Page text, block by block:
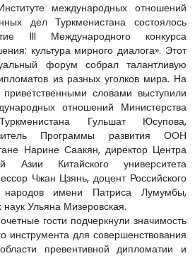
международных отношений
дел Туркменистана состоялось
III Международного конкурса
культура мирного диалога». Этот
форум собрал талантливую
из разных уголков мира. На
словами выступили
отношений Министерства
Гульшат Юсупова,
Программы развития ООН
Нарине Саакян, директор Центра
Азии Китайского университета
Чжан Цзянь, доцент Российского
народов имени Патриса Лумумбы,
наук Ульяна Мизеровская.
гости подчеркнули значимость
инструмента для совершенствования
превентивной дипломатии и